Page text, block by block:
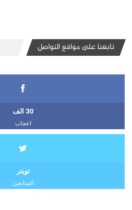
تابعنا على مواقع التواصل
30 الف
اعجاب
تويتر
المتابعين